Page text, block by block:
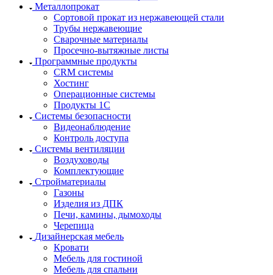
Металлопрокат
Сортовой прокат из нержавеющей стали
Трубы нержавеющие
Сварочные материалы
Просечно-вытяжные листы
Программные продукты
CRM системы
Хостинг
Операционные системы
Продукты 1С
Системы безопасности
Видеонаблюдение
Контроль доступа
Системы вентиляции
Воздуховоды
Комплектующие
Стройматериалы
Газоны
Изделия из ДПК
Печи, камины, дымоходы
Черепица
Дизайнерская мебель
Кровати
Мебель для гостиной
Мебель для спальни